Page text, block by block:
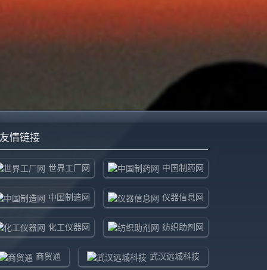
情链接
世界工厂网 中国制药网
中国制造网 仪器信息网
化工仪器网 纺织助剂网
商贸通 武汉远城科技